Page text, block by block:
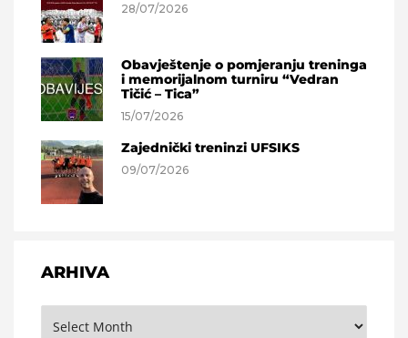
28/07/2026
Obavještenje o pomjeranju treninga
i memorijalnom turniru “Vedran
Tičić – Tica”
15/07/2026
Zajednički treninzi UFSIKS
09/07/2026
ARHIVA